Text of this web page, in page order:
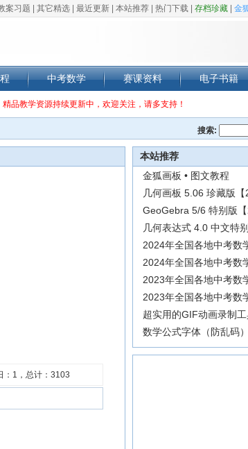
案习题 其它精选 最近更新 本站推荐 热门下载 存档珍藏 金
中考数学 赛课资料 电子书籍
品教学资源持续更新中，欢迎关注，请多支持！
搜索:
1，总计： 3103
本站推荐
金狐画板 • 图文教程
几何画板 5.06 珍藏版
GeoGebra 5/6 特别版
几何表达式 4.0 中文特
2024年全国各地中考数
2024年全国各地中考数
2023年全国各地中考数
2023年全国各地中考数
超实用的GIF动画录制
数学公式字体（防乱码）